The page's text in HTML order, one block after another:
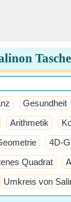
Gesundheit
Arithmetik
4D-
Quadrat
Umkreis von